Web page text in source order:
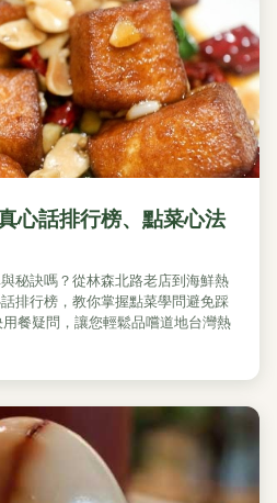
心話排行榜、點菜心法
秘訣嗎？從林森北路老店到海鮮熱
排行榜，教你掌握點菜學問避免踩
餐疑問，讓您輕鬆品嚐道地台灣熱